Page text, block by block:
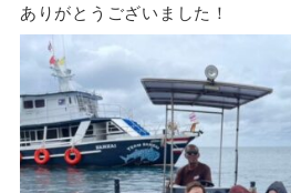
ありがとうございました！